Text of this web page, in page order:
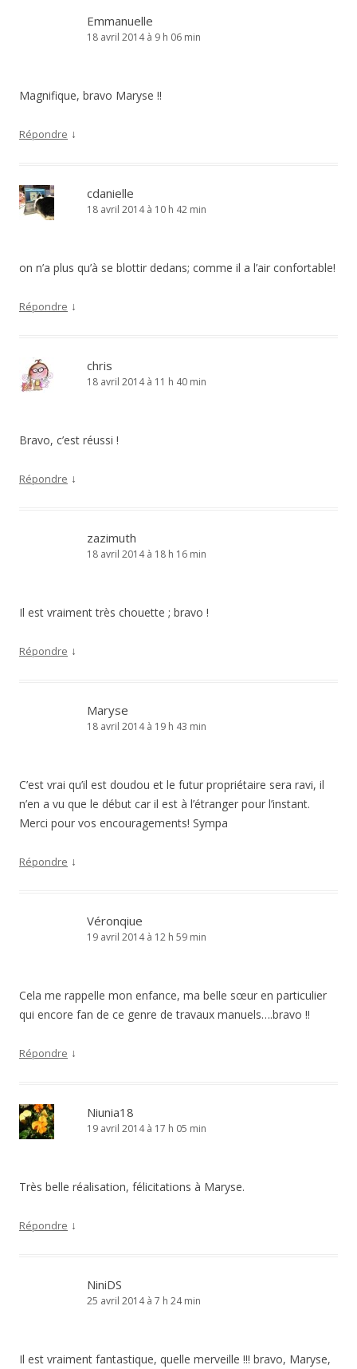
Emmanuelle
18 avril 2014 à 9 h 06 min
Magnifique, bravo Maryse !!
Répondre ↓
cdanielle
18 avril 2014 à 10 h 42 min
on n’a plus qu’à se blottir dedans; comme il a l’air confortable!
Répondre ↓
chris
18 avril 2014 à 11 h 40 min
Bravo, c’est réussi !
Répondre ↓
zazimuth
18 avril 2014 à 18 h 16 min
Il est vraiment très chouette ; bravo !
Répondre ↓
Maryse
18 avril 2014 à 19 h 43 min
C’est vrai qu’il est doudou et le futur propriétaire sera ravi, il
n’en a vu que le début car il est à l’étranger pour l’instant.
Merci pour vos encouragements! Sympa
Répondre ↓
Véronqiue
19 avril 2014 à 12 h 59 min
Cela me rappelle mon enfance, ma belle sœur en particulier
qui encore fan de ce genre de travaux manuels….bravo !!
Répondre ↓
Niunia18
19 avril 2014 à 17 h 05 min
Très belle réalisation, félicitations à Maryse.
Répondre ↓
NiniDS
25 avril 2014 à 7 h 24 min
Il est vraiment fantastique, quelle merveille !!! bravo, Maryse,